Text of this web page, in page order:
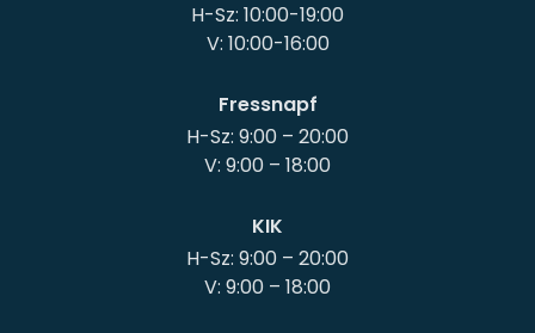
H-Sz: 10:00-19:00
V: 10:00-16:00
Fressnapf
H-Sz: 9:00 – 20:00
KIK
H-Sz: 9:00 – 20:00